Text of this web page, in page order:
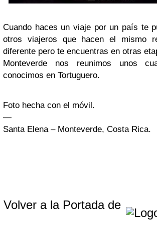
Cuando haces un viaje por un país te
otros viajeros que hacen el mismo
diferente pero te encuentras en otras
Monteverde nos reunimos unos
conocimos en Tortuguero.
Foto hecha con el móvil.
—
Santa Elena – Monteverde, Costa Rica.
Volver a la Portada de